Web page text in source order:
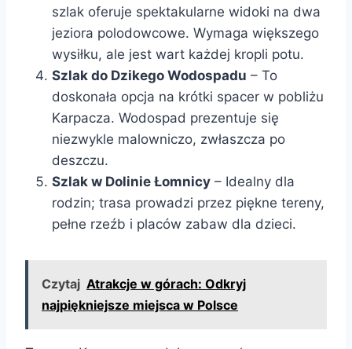
szlak oferuje spektakularne widoki na dwa
jeziora polodowcowe. Wymaga większego
wysiłku, ale jest wart każdej kropli potu.
Szlak do Dzikego Wodospadu – To
doskonała opcja na krótki spacer w pobliżu
Karpacza. Wodospad prezentuje się
niezwykle malowniczo, zwłaszcza po
deszczu.
Szlak w Dolinie Łomnicy – Idealny dla
rodzin; trasa prowadzi przez piękne tereny,
pełne rzeźb i placów zabaw dla dzieci.
Czytaj Atrakcje w górach: Odkryj
najpiękniejsze miejsca w Polsce